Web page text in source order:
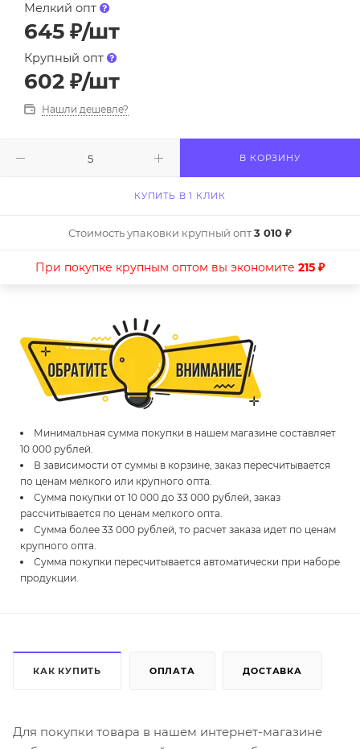
Мелкий опт
645 ₽/шт
Крупный опт
602 ₽/шт
Нашли дешевле?
В КОРЗИНУ
КУПИТЬ В 1 КЛИК
Стоимость упаковки крупный опт3 010 ₽
При покупке крупным оптом вы экономите 215 ₽
Минимальная сумма покупки в нашем магазине составляет
10 000 рублей.
В зависимости от суммы в корзине, заказ пересчитывается
по ценам мелкого или крупного опта.
Сумма покупки от 10 000 до 33 000 рублей, заказ
рассчитывается по ценам мелкого опта.
Сумма более 33 000 рублей, то расчет заказа идет по ценам
крупного опта.
Сумма покупки пересчитывается автоматически при наборе
продукции.
КАК КУПИТЬ ОПЛАТА ДОСТАВКА
Для покупки товара в нашем интернет-магазине